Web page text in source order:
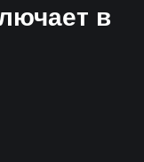
в